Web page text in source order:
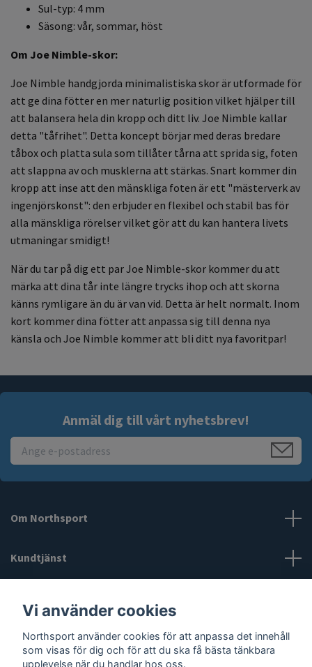
Sul-typ: 4 mm
Säsong: vår, sommar, höst
Om Joe Nimble-skor:
Joe Nimble handgjorda minimalistiska skor är utformade för
att ge dina fötter en mer naturlig position vilket hjälper till
att balansera hela din kropp och ditt liv. Joe Nimble kallar
detta "tåfrihet". Detta koncept börjar med deras bredare
tåbox och platta sula som tillåter tårna att sprida sig, foten
att slappna av och musklerna att stärkas. Snart kommer din
kropp att inse att den mänskliga foten är ett "mästerverk av
ingenjörskonst": den erbjuder en flexibel och stabil bas för
alla mänskliga rörelser vilket gör att du kan hantera livets
utmaningar smidigt!
När du tar på dig ett par Joe Nimble-skor kommer du att
märka att dina tår inte längre trycks ihop och att skorna
känns rymligare än du är van vid. Detta är helt normalt. Inom
kort kommer dina fötter att anpassa sig till denna nya
känsla och Joe Nimble kommer att bli ditt nya favoritpar!
Anmäl dig till vårt nyhetsbrev!
Om Northsport
Kundtjänst
Sociala medier
Vi använder cookies
Northsport använder cookies för att anpassa det innehåll
som visas för dig och för att du ska få bästa tänkbara
upplevelse när du handlar hos oss.